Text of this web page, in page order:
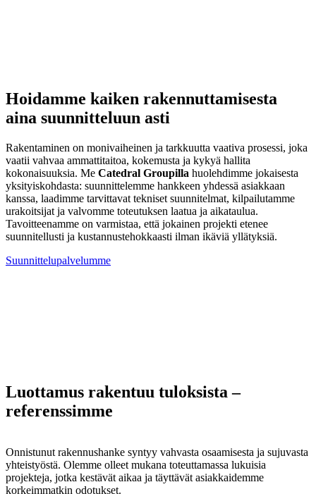
Hoidamme kaiken rakennuttamisesta
aina suunnitteluun asti
Rakentaminen on monivaiheinen ja tarkkuutta vaativa prosessi, joka
vaatii vahvaa ammattitaitoa, kokemusta ja kykyä hallita
kokonaisuuksia. Me Catedral Groupilla huolehdimme jokaisesta
yksityiskohdasta: suunnittelemme hankkeen yhdessä asiakkaan
kanssa, laadimme tarvittavat tekniset suunnitelmat, kilpailutamme
urakoitsijat ja valvomme toteutuksen laatua ja aikataulua.
Tavoitteenamme on varmistaa, että jokainen projekti etenee
suunnitellusti ja kustannustehokkaasti ilman ikäviä yllätyksiä.
Suunnittelupalvelumme
Luottamus rakentuu tuloksista –
referenssimme
Onnistunut rakennushanke syntyy vahvasta osaamisesta ja sujuvasta
yhteistyöstä. Olemme olleet mukana toteuttamassa lukuisia
projekteja, jotka kestävät aikaa ja täyttävät asiakkaidemme
korkeimmatkin odotukset.